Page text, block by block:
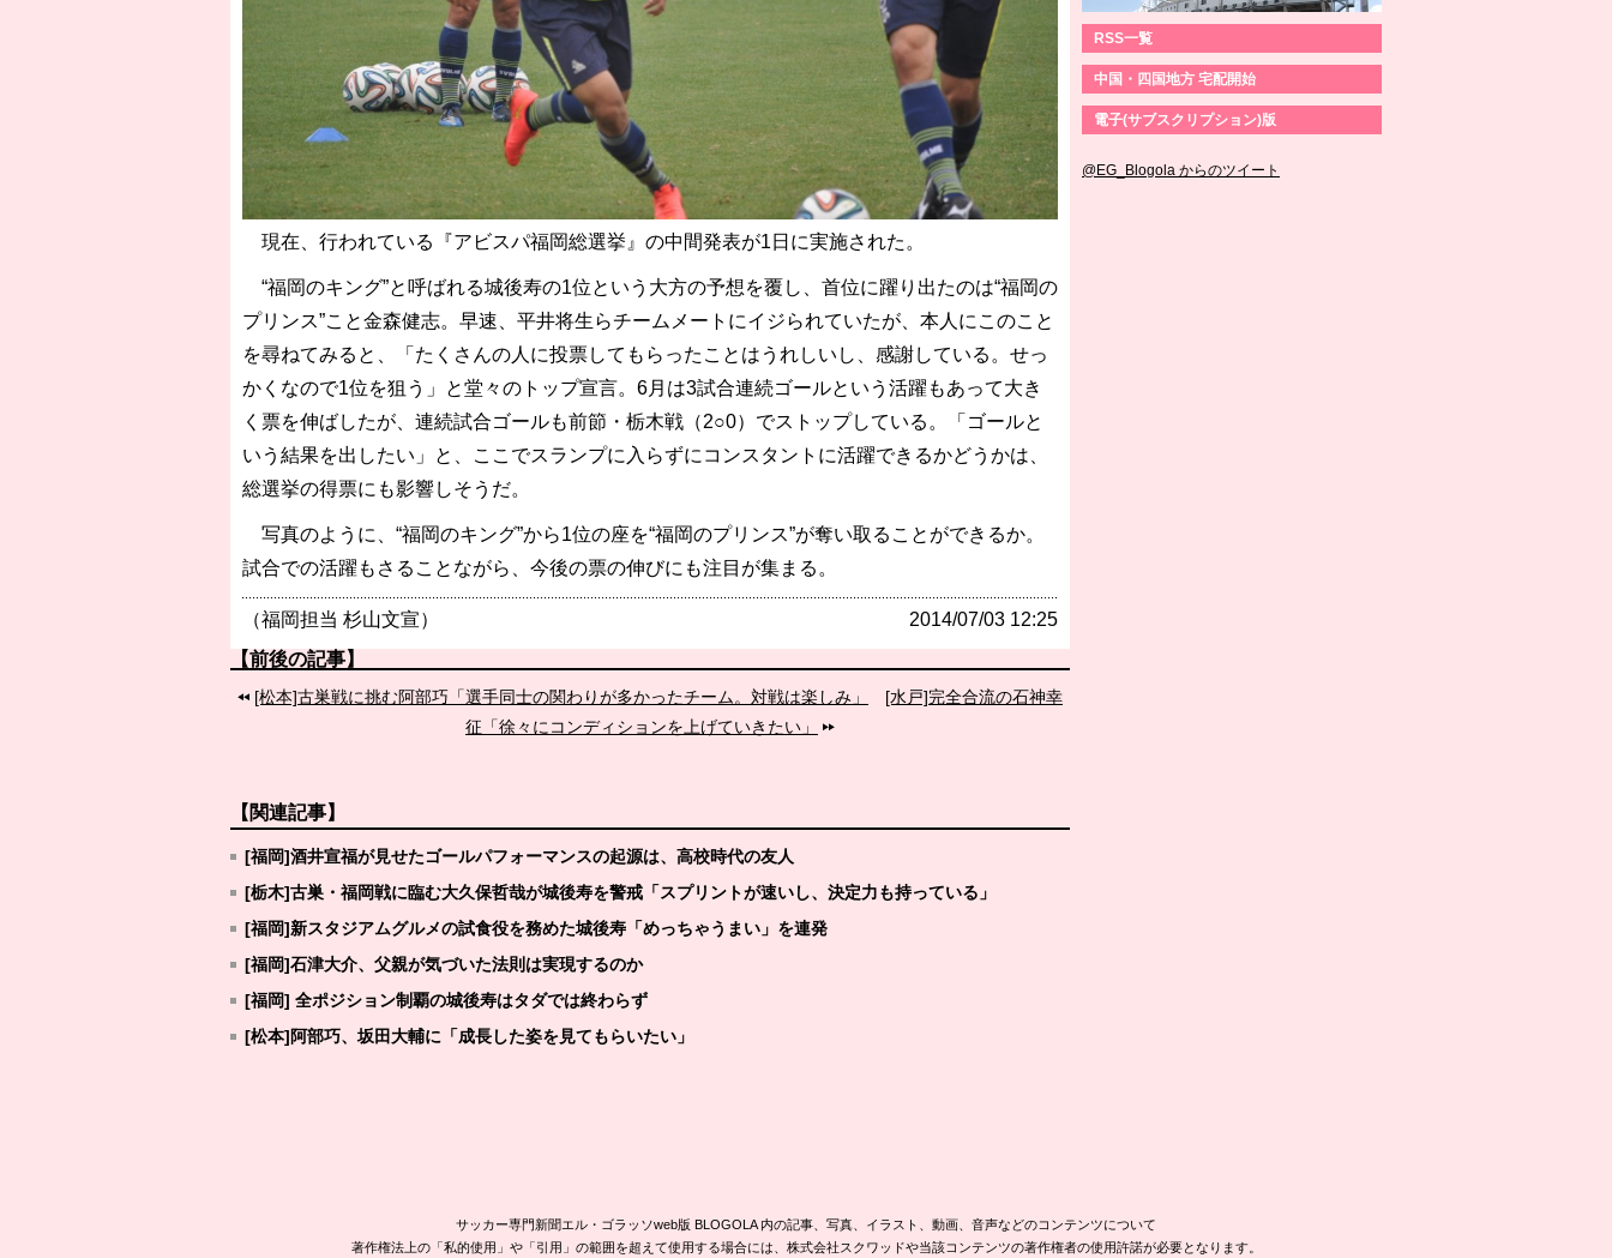
現在、行われている『アビスパ福岡総選挙』の中間発表が1日に実施された。
“福岡のキング”と呼ばれる城後寿の1位という大方の予想を覆し、首位に躍り出たのは“福岡の
プリンス”こと金森健志。早速、平井将生らチームメートにイジられていたが、本人にこのこと
を尋ねてみると、「たくさんの人に投票してもらったことはうれしいし、感謝している。せっ
かくなので1位を狙う」と堂々のトップ宣言。6月は3試合連続ゴールという活躍もあって大き
く票を伸ばしたが、連続試合ゴールも前節・栃木戦（2○0）でストップしている。「ゴールと
いう結果を出したい」と、ここでスランプに入らずにコンスタントに活躍できるかどうかは、
総選挙の得票にも影響しそうだ。
写真のように、“福岡のキング”から1位の座を“福岡のプリンス”が奪い取ることができるか。
試合での活躍もさることながら、今後の票の伸びにも注目が集まる。
（福岡担当 杉山文宣） 2014/07/03 12:25
【前後の記事】
[松本]古巣戦に挑む阿部巧「選手同士の関わりが多かったチーム。対戦は楽しみ」
[水戸]完全合流の石神幸
征「徐々にコンディションを上げていきたい」
【関連記事】
[福岡]酒井宣福が見せたゴールパフォーマンスの起源は、高校時代の友人
[栃木]古巣・福岡戦に臨む大久保哲哉が城後寿を警戒「スプリントが速いし、決定力も持っている」
[福岡]新スタジアムグルメの試食役を務めた城後寿「めっちゃうまい」を連発
[福岡]石津大介、父親が気づいた法則は実現するのか
[福岡] 全ポジション制覇の城後寿はタダでは終わらず
[松本]阿部巧、坂田大輔に「成長した姿を見てもらいたい」
RSS一覧
中国・四国地方 宅配開始
電子(サブスクリプション)版
@EG_Blogola からのツイート
サッカー専門新聞エル・ゴラッソweb版 BLOGOLA 内の記事、写真、イラスト、動画、音声などのコンテンツについて
著作権法上の「私的使用」や「引用」の範囲を超えて使用する場合には、株式会社スクワッドや当該コンテンツの著作権者の使用許諾が必要となります。